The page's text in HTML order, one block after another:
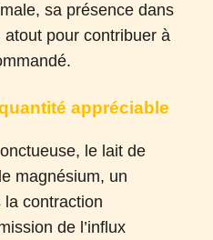
sa présence dans
atout pour contribuer à
appréciable
le lait de
magnésium, un
la contraction
de l’influx